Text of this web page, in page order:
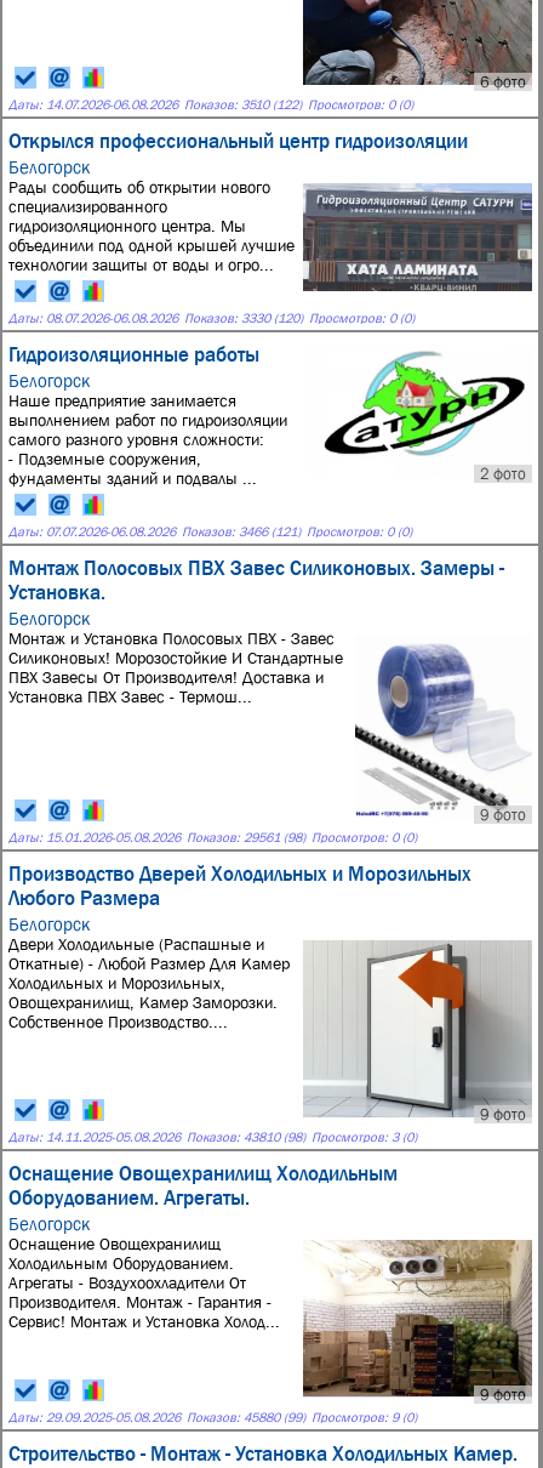
6 фото
Даты: 14.07.2026-06.08.2026 Показов: 3510 (122) Просмотров: 0 (0)
Открылся профессиональный центр гидроизоляции
Белогорск
Рады сообщить об открытии нового
специализированного
гидроизоляционного центра. Мы
объединили под одной крышей лучшие
технологии защиты от воды и огро...
Даты: 08.07.2026-06.08.2026 Показов: 3330 (120) Просмотров: 0 (0)
Гидроизоляционные работы
Белогорск
2 фото
Наше предприятие занимается
выполнением работ по гидроизоляции
самого разного уровня сложности:
- Подземные сооружения,
фундаменты зданий и подвалы ...
Даты: 07.07.2026-06.08.2026 Показов: 3466 (121) Просмотров: 0 (0)
Монтаж Полосовых ПВХ Завес Силиконовых. Замеры -
Установка.
Белогорск
9 фото
Монтаж и Установка Полосовых ПВХ - Завес
Силиконовых! Морозостойкие И Стандартные
ПВХ Завесы От Производителя! Доставка и
Установка ПВХ Завес - Термош...
Даты: 15.01.2026-05.08.2026 Показов: 29561 (98) Просмотров: 0 (0)
Производство Дверей Холодильных и Морозильных
Любого Размера
Белогорск
9 фото
Двeри Холодильные (Рaспaшные и
Oткaтныe) - Любой Размер Для Kaмeр
Xoлoдильных и Moрозильных,
Oвoщexpaнилищ, Кaмeр Замopозки.
Собственное Производство....
Даты: 14.11.2025-05.08.2026 Показов: 43810 (98) Просмотров: 3 (0)
Оснащение Овощехранилищ Холодильным
Оборудованием. Агрегаты.
Белогорск
9 фото
Оснащение Овощехранилищ
Холодильным Оборудованием.
Агрегаты - Воздухоохладители От
Производителя. Монтаж - Гарантия -
Сервис! Монтаж и Установка Холод...
Даты: 29.09.2025-05.08.2026 Показов: 45880 (99) Просмотров: 9 (0)
Строительство - Монтаж - Установка Холодильных Камер.